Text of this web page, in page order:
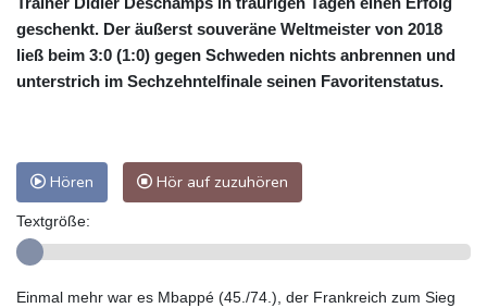
geschenkt. Der äußerst souveräne Weltmeister von 2018
ließ beim 3:0 (1:0) gegen Schweden nichts anbrennen und
unterstrich im Sechzehntelfinale seinen Favoritenstatus.
Hören Hör auf zuzuhören
Textgröße:
Einmal mehr war es Mbappé (45./74.), der Frankreich zum Sieg